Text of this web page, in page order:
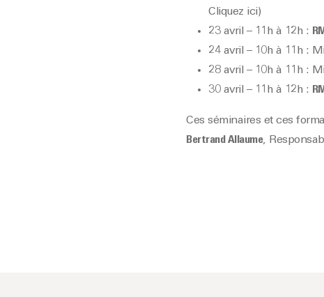
Cliquez ici)
23 avril – 11h à 12h :
24 avril – 10h à 11h :
28 avril – 10h à 11h :
30 avril – 11h à 12h :
Ces séminaires et ces
Bertrand Allaume,